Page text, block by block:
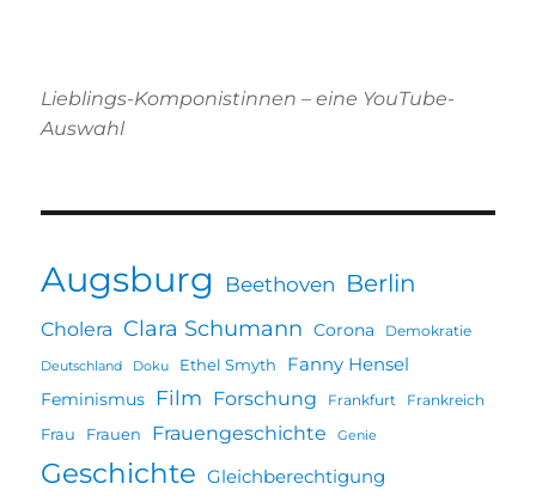
Lieblings-Komponistinnen – eine YouTube-
Auswahl
Augsburg Beethoven Berlin
Cholera Clara Schumann Corona Demokratie
Deutschland Doku Ethel Smyth Fanny Hensel
Feminismus Film Forschung Frankfurt Frankreich
Frau Frauen Frauengeschichte Genie
Geschichte Gleichberechtigung